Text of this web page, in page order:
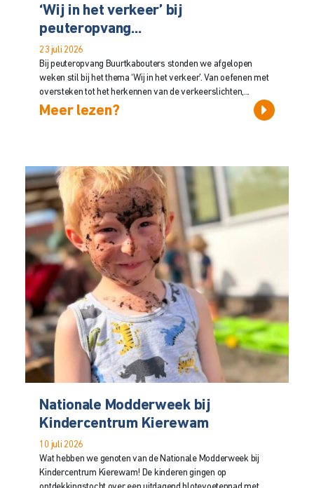
‘Wij in het verkeer’ bij
peuteropvang...
23 juli 2026
Bij peuteropvang Buurtkabouters stonden we afgelopen
weken stil bij het thema ‘Wij in het verkeer’. Van oefenen met
oversteken tot het herkennen van de verkeerslichten,...
Meer lezen?
Nationale Modderweek bij
Kindercentrum Kierewam
10 juli 2026
Wat hebben we genoten van de Nationale Modderweek bij
Kindercentrum Kierewam! De kinderen gingen op